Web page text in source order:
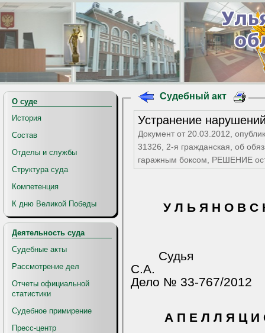
О суде
История
Состав
Отделы и службы
Структура суда
Компетенция
К дню Великой Победы
Деятельность суда
Судебные акты
Рассмотрение дел
Отчеты официальной
статистики
Судебное примирение
Пресс-центр
Судебный акт
Устранение
Документ от 20.03.2012,
31326, 2-я гражданская, об
гаражным боксом, РЕШЕНИЕ
У Л Ь Я Н О В С
С.А.
Дело № 33-767/2012
А П Е Л Л Я Ц И